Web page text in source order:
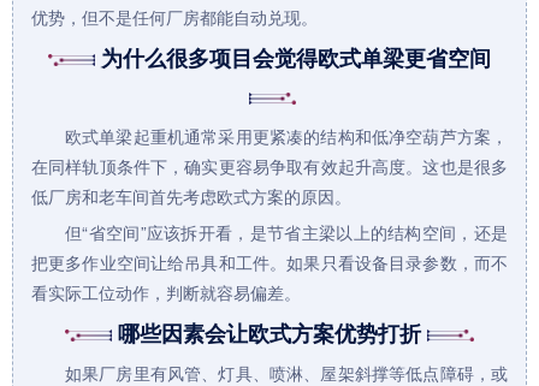
优势，但不是任何厂房都能自动兑现。
为什么很多项目会觉得欧式单梁更省空间
欧式单梁起重机通常采用更紧凑的结构和低净空葫芦方案，
在同样轨顶条件下，确实更容易争取有效起升高度。这也是很多
低厂房和老车间首先考虑欧式方案的原因。
但“省空间”应该拆开看，是节省主梁以上的结构空间，还是
把更多作业空间让给吊具和工件。如果只看设备目录参数，而不
看实际工位动作，判断就容易偏差。
哪些因素会让欧式方案优势打折
如果厂房里有风管、灯具、喷淋、屋架斜撑等低点障碍，或